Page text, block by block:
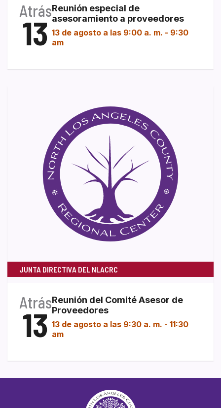
Atrás
13
Reunión especial de
asesoramiento a proveedores
13 de agosto a las 9:00 a. m. - 9:30
am
JUNTA DIRECTIVA DEL NLACRC
Atrás
13
Reunión del Comité Asesor de
Proveedores
13 de agosto a las 9:30 a. m. - 11:30
am